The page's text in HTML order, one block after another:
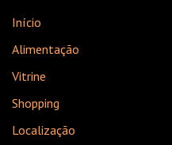
Início
Alimentação
Vitrine
Shopping
Localização